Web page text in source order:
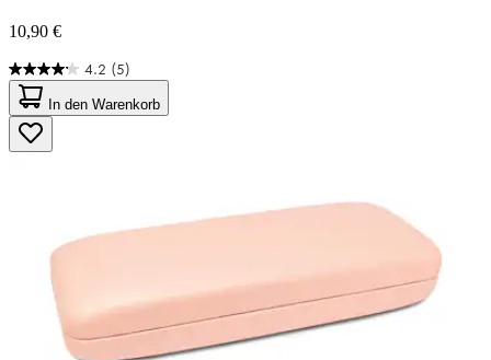
10,90 €
4.2 (5)
4.2
von
5
Sternen.
5
In den Warenkorb